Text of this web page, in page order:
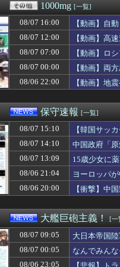
義姉の子に義両親を通じて
【速報】デジモンが過去
同人「10円」セール「第3
【画像】稲村亜美さん
【遊戯王】「フュージョ
「オーバーロード」とい
【ウマ娘】同じ女性トレ
【朗報】八田與一容疑者
9/29発売予定 かつてない
【悲報】サッポロ一番し
1000mg [一覧]
08/07 16:00
【動画】自
08/07 12:00
【動画】高
08/07 07:00
【動画】ロ
08/07 00:00
【動画】両
08/06 22:00
【動画】地
保守速報 [一覧]
08/07 15:10
【韓国サッ
08/07 14:10
中国政府「
08/07 13:09
15歳少女に
08/06 21:04
ヨーロッパ
08/06 20:00
【衝撃】中
大艦巨砲主義！ [一
08/07 09:05
大日本帝国
08/07 00:05
なんでみん
08/06 23:05